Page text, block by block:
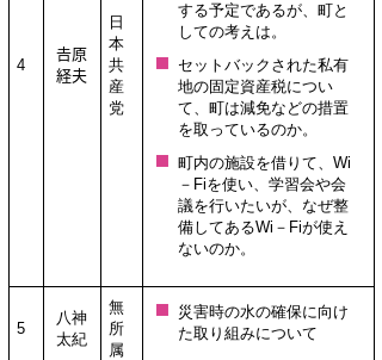
4
𠮷原
経夫
日
本
共
産
党
する予定であるが、町と
しての考えは。
セットバックされた私有
地の固定資産税につい
て、町は減免などの措置
を取っているのか。
町内の施設を借りて、Wi
－Fiを使い、学習会や会
議を行いたいが、なぜ整
備してあるWi－Fiが使え
ないのか。
5
八神
太紀
無
所
属
災害時の水の確保に向け
た取り組みについて